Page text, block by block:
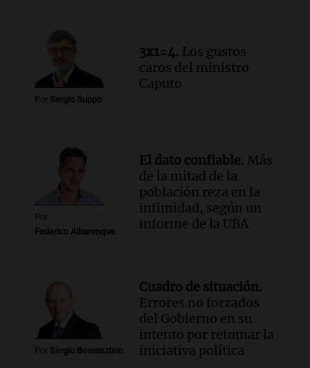
según San Ignacio de Loyola
Panorama Federal
Episodios
Audio.Tormentas y filtraciones: "El
agua entra por donde menos
Episodios
Por Sergio Suppo
3x1=4. Los gustos
caros del ministro
Caputo
Por
Federico Albarenque
El dato confiable. Más
de la mitad de la
población reza en la
intimidad, según un
informe de la UBA
Por Sergio Berensztein
Cuadro de situación.
Errores no forzados
del Gobierno en su
intento por retomar la
iniciativa política